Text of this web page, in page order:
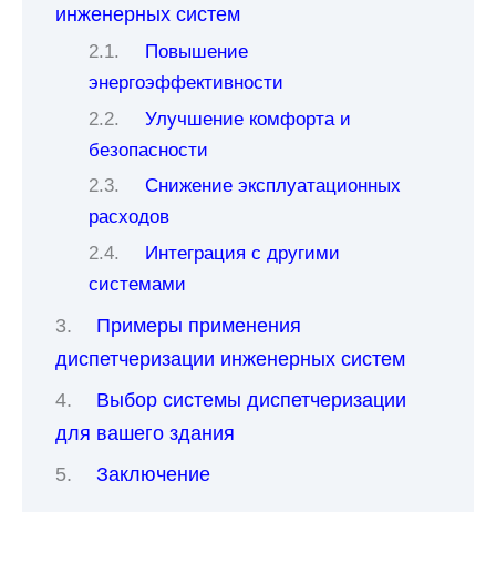
инженерных систем
Повышение
энергоэффективности
Улучшение комфорта и
безопасности
Снижение эксплуатационных
расходов
Интеграция с другими
системами
Примеры применения
диспетчеризации инженерных систем
Выбор системы диспетчеризации
для вашего здания
Заключение